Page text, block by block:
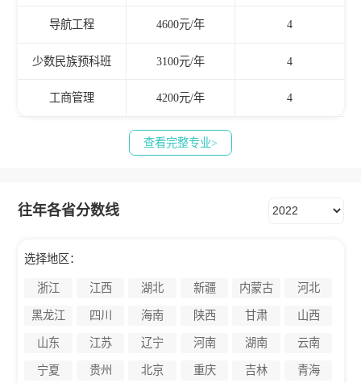
导航工程 4600元/年 4
少数民族预科班 3100元/年 4
工商管理 4200元/年 4
查看完整专业>
往年各省分数线
选择地区：
浙江 江西 湖北 新疆 内蒙古 河北
黑龙江 四川 海南 陕西 甘肃 山西
山东 江苏 辽宁 河南 湖南 云南
宁夏 贵州 北京 重庆 吉林 青海